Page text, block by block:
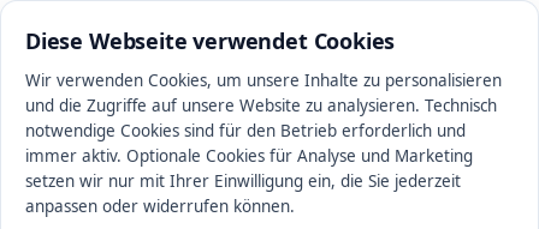
Diese Webseite verwendet Cookies
Wir verwenden Cookies, um unsere Inhalte zu personalisieren
und die Zugriffe auf unsere Website zu analysieren. Technisch
notwendige Cookies sind für den Betrieb erforderlich und
immer aktiv. Optionale Cookies für Analyse und Marketing
setzen wir nur mit Ihrer Einwilligung ein, die Sie jederzeit
anpassen oder widerrufen können.